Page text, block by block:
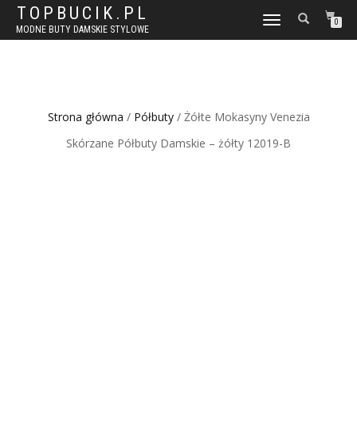
TOPBUCIK.PL
MODNE BUTY DAMSKIE STYLOWE
WŁĄCZ
NAWIGACJĘ
0
Strona główna / Półbuty/ Żółte Mokasyny Venezia
Skórzane Półbuty Damskie – żółty 12019-B